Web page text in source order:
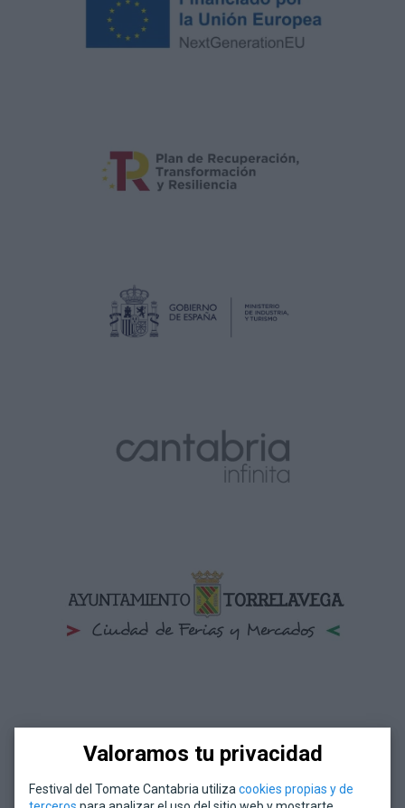
Valoramos tu privacidad
Festival del Tomate Cantabria utiliza cookies propias y de